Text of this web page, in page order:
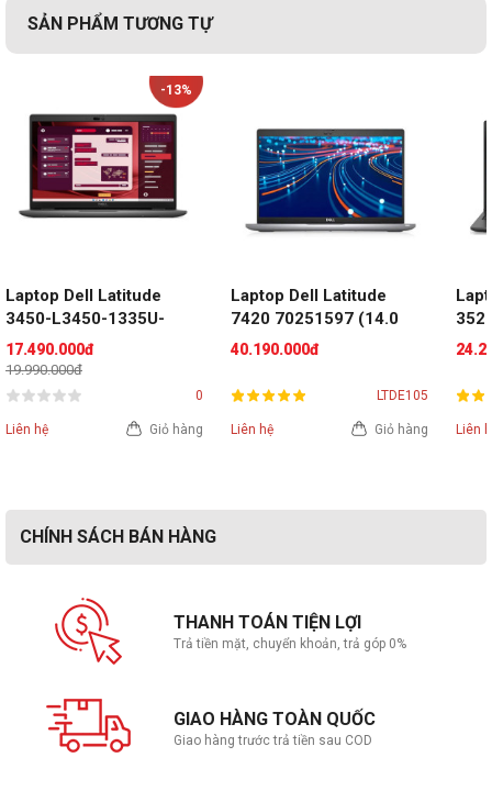
SẢN PHẨM TƯƠNG TỰ
-13%
Laptop Dell Latitude
3450-L3450-1335U-
08512U (Intel Core i5-
1335U | 8GB | 512GB |
Intel UHD | 14 inch FHD |
17.490.000đ
19.990.000đ
0
Liên hệ Giỏ hàng
Laptop Dell Latitude
7420 70251597 (14.0
inch FHD | i7 1185G7 |
| Ubuntu | Màu xám)
40.190.000đ
LTDE105
Liên hệ Giỏ hàng Liên
CHÍNH SÁCH BÁN HÀNG
THANH TOÁN TIỆN LỢI
Trả tiền mặt, chuyển khoản, trả góp 0%
GIAO HÀNG TOÀN QUỐC
Giao hàng trước trả tiền sau COD